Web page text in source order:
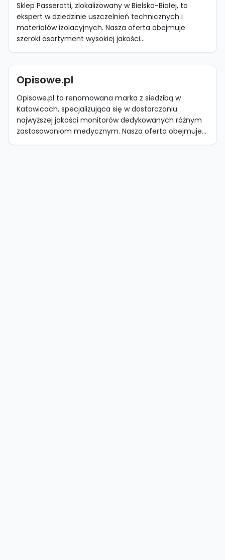
Sklep Passerotti, zlokalizowany w Bielsko-Białej, to
ekspert w dziedzinie uszczelnień technicznych i
materiałów izolacyjnych. Nasza oferta obejmuje
szeroki asortyment wysokiej jakości...
Opisowe.pl
Opisowe.pl to renomowana marka z siedzibą w
Katowicach, specjalizująca się w dostarczaniu
najwyższej jakości monitorów dedykowanych różnym
zastosowaniom medycznym. Nasza oferta obejmuje...